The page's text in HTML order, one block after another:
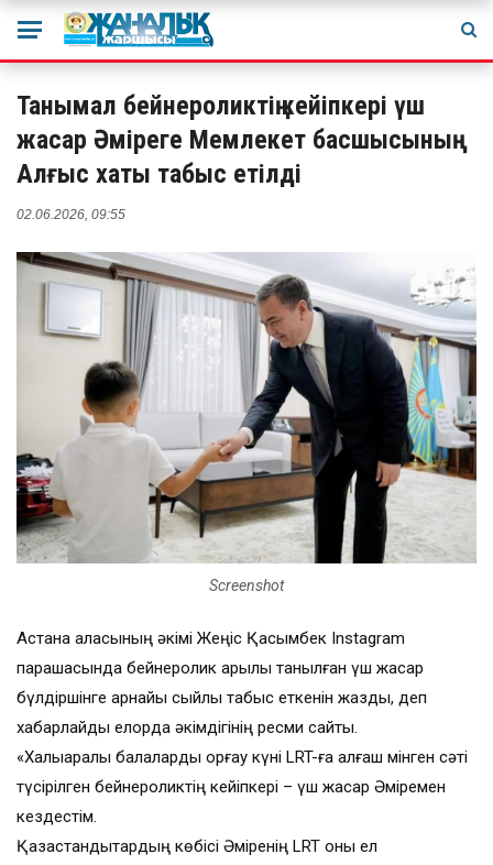
Танымал бейнероликтің кейіпкері үш
жасар Әміреге Мемлекет басшысының
Алғыс хаты табыс етілді
02.06.2026, 09:55
Screenshot
Астана қаласының әкімі Жеңіс Қасымбек Instagram
парақшасында бейнеролик арқылы танылған үш жасар
бүлдіршінге арнайы сыйлық табыс еткенін жазды, деп
хабарлайды елорда әкімдігінің ресми сайты.
«Халықаралық балаларды қорғау күні LRT-ға алғаш мінген сәті
түсірілген бейнероликтің кейіпкері – үш жасар Әміремен
кездестім.
Қазақстандықтардың көбісі Әміренің LRT оны ел